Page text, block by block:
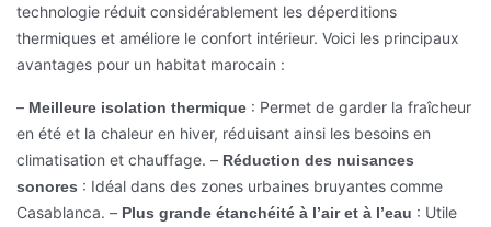
technologie réduit considérablement les déperditions
thermiques et améliore le confort intérieur. Voici les principaux
avantages pour un habitat marocain :
– Meilleure isolation thermique : Permet de garder la fraîcheur
en été et la chaleur en hiver, réduisant ainsi les besoins en
climatisation et chauffage. – Réduction des nuisances
sonores : Idéal dans des zones urbaines bruyantes comme
Casablanca. – Plus grande étanchéité à l’air et à l’eau : Utile